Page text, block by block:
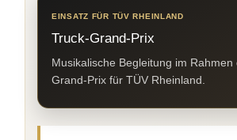
EINSATZ FÜR TÜV RHEINLAND
Truck-Grand-Prix
Musikalische Begleitung im Rahmen
Grand-Prix für TÜV Rheinland.